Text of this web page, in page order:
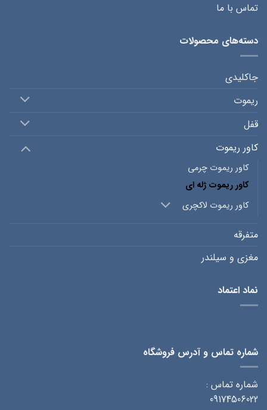
تماس با ما
دسته‌های محصولات
جاکلیدی
ریموت
قفل
کاور ریموت
کاور ریموت چرمی
کاور ریموت ژله ای
کاور ریموت لاکچری
متفرقه
مغزی و سیلندر
نماد اعتماد
شماره تماس و آدرس فروشگاه
شماره تماس :
09174506022